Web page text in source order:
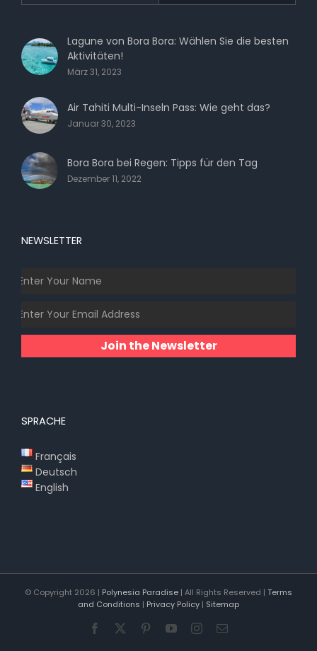
Lagune von Bora Bora: Wählen Sie die besten
Aktivitäten!
März 31, 2023
Air Tahiti Multi-Inseln Pass: Wie geht das?
Januar 30, 2023
Bora Bora bei Regen: Tipps für den Tag
Dezember 11, 2022
NEWSLETTER
Join the Newsletter
SPRACHE
Français
Deutsch
English
© Copyright 2026 | Polynesia Paradise | All Rights Reserved | Terms
and Conditions | Privacy Policy | Sitemap
Facebook PinterestYouTubeInstagram
E-